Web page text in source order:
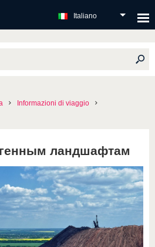
Italiano
Informazioni di viaggio
ландшафтам